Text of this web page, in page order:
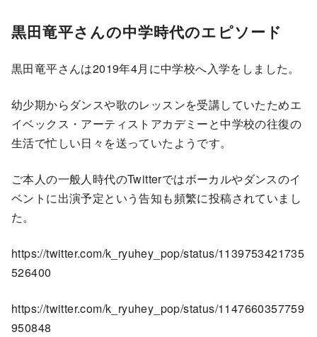
黒田竜平さんの中学時代のエピソード
黒田竜平さんは2019年4月に中学校へ入学をしました。
幼少期からダンスや歌のレッスンを受講していたためエ
イベックス・アーティストアカデミーと中学校の往復の
生活で忙しい日々を送っていたようです。
ご本人の一般人時代のTwitterではボーカルやダンスのイ
ベントに出演予定という告知も頻繁に投稿されていまし
た。
https://twitter.com/k_ryuhey_pop/status/1139753421735
526400
https://twitter.com/k_ryuhey_pop/status/1147660357759
950848